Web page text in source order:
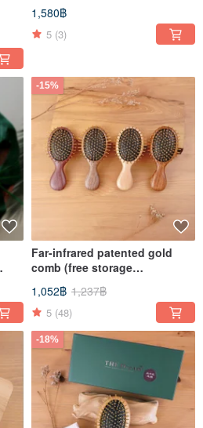
Classic Air Cushion Bristle
Comb
1,580฿
5 (3)
-15%
Far-infrared patented gold
comb (free storage
bag/customizable massage
feel)
1,052฿ 1,237฿
5 (48)
-18%